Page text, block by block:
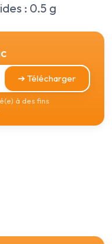
: 0.5 g
➔ Télécharger
à des fins